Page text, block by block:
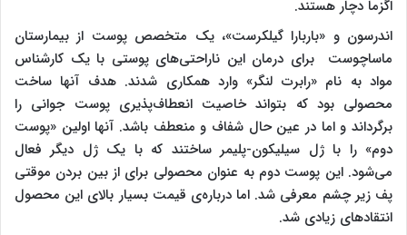
اگزما دچار هستند.
اندرسون و «باربارا گیلکرست»، یک متخصص پوست از بیمارستان
ماساچوست برای درمان این ناراحتی‌های پوستی با یک کارشناس
مواد به نام «رابرت لنگر» وارد همکاری شدند. هدف آنها ساخت
محصولی بود که بتواند خاصیت انعطاف‌پذیری پوست جوانی را
برگرداند و اما در عین حال شفاف و منعطف باشد. آنها اولین «پوست
دوم» را با ژل سیلیکون-پلیمر ساختند که با یک ژل دیگر فعال
می‌شود. این پوست دوم به عنوان محصولی برای از بین بردن موقتی
پف زیر چشم معرفی شد. اما درباره‌ی قیمت بسیار بالای این محصول
انتقادهای زیادی شد.